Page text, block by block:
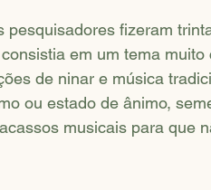
fizeram
em um tema muito
de ninar e música
ou estado de ânimo,
musicais para que